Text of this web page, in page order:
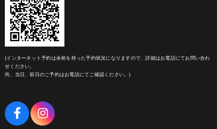
(インターネット予約は余裕を持った予約状況になりますので、詳細はお電話にてお問い合わ
せください。
尚、当日、前日のご予約はお電話にてご確認ください。)